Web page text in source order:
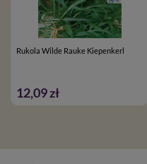
Rukola Wilde Rauke Kiepenkerl
12,09 zł